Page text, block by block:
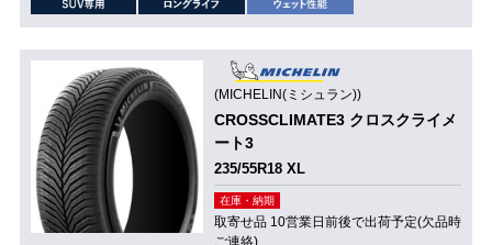
(MICHELIN(ミシュラン))
CROSSCLIMATE3 クロスクライメ
ート3
235/55R18 XL
在庫・納期
取寄せ品 10営業日前後で出荷予定(欠品時
ご連絡)